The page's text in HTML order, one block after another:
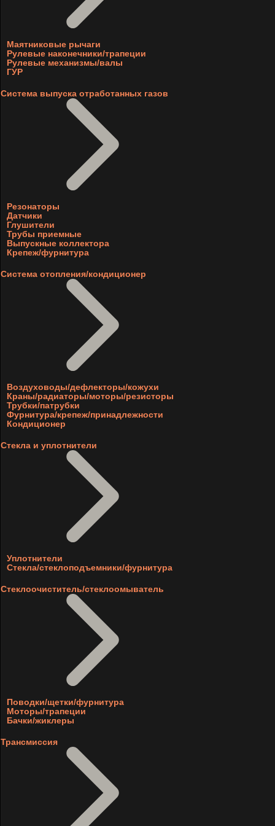
Маятниковые рычаги
Рулевые наконечники/трапеции
Рулевые механизмы/валы
ГУР
Система выпуска отработанных газов
Резонаторы
Датчики
Глушители
Трубы приемные
Выпускные коллектора
Крепеж/фурнитура
Система отопления/кондиционер
Воздуховоды/дефлекторы/кожухи
Краны/радиаторы/моторы/резисторы
Трубки/патрубки
Фурнитура/крепеж/принадлежности
Кондиционер
Стекла и уплотнители
Уплотнители
Стекла/стеклоподъемники/фурнитура
Стеклоочиститель/стеклоомыватель
Поводки/щетки/фурнитура
Моторы/трапеции
Бачки/жиклеры
Трансмиссия